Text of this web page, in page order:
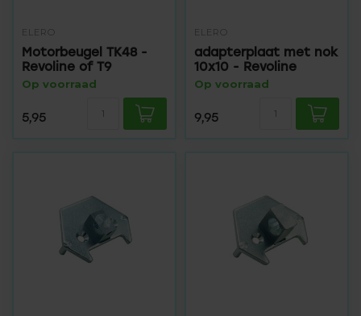
ELERO
Motorbeugel TK48 -
Revoline of T9
Op voorraad
5,95
ELERO
adapterplaat met nok
10x10 - Revoline
Op voorraad
9,95